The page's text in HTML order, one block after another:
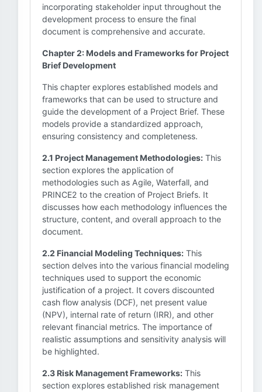
incorporating stakeholder input throughout the
development process to ensure the final
document is comprehensive and accurate.
Chapter 2: Models and Frameworks for Project
Brief Development
This chapter explores established models and
frameworks that can be used to structure and
guide the development of a Project Brief. These
models provide a standardized approach,
ensuring consistency and completeness.
2.1 Project Management Methodologies: This
section explores the application of
methodologies such as Agile, Waterfall, and
PRINCE2 to the creation of Project Briefs. It
discusses how each methodology influences the
structure, content, and overall approach to the
document.
2.2 Financial Modeling Techniques: This
section delves into the various financial modeling
techniques used to support the economic
justification of a project. It covers discounted
cash flow analysis (DCF), net present value
(NPV), internal rate of return (IRR), and other
relevant financial metrics. The importance of
realistic assumptions and sensitivity analysis will
be highlighted.
2.3 Risk Management Frameworks: This
section explores established risk management